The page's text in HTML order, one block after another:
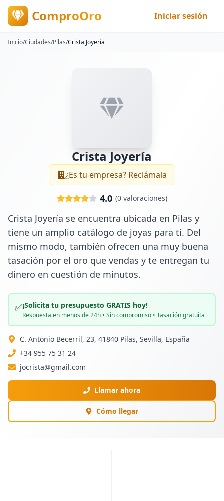
ComproOro Iniciar sesión
Inicio/Ciudades/Pilas/Crista Joyería
Crista Joyería
¿Es tu empresa? Reclámala
4.0 (0valoraciones)
Crista Joyería se encuentra ubicada en Pilas y
tiene un amplio catálogo de joyas para ti. Del
mismo modo, también ofrecen una muy buena
tasación por el oro que vendas y te entregan tu
dinero en cuestión de minutos.
✅¡Solicita tu presupuesto GRATIS hoy!
Respuesta en menos de 24h • Sin compromiso • Tasación gratuita
C. Antonio Becerril, 23, 41840 Pilas, Sevilla, España
+34 955 75 31 24
jocrista@gmail.com
Llamar ahora
Cómo llegar